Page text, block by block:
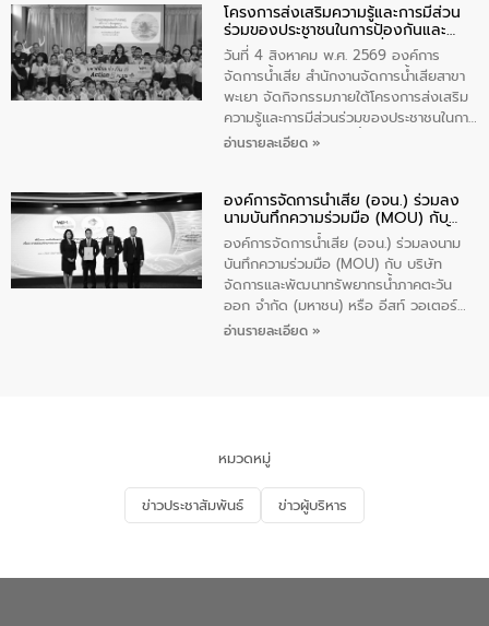
“ชุมชนร่วมใจ น้ำใสยั่งยืน” ได้บรรยายให้
ความรู้เกี่ยวกับการจัดการน้ำเสียและการใช้
ถังดักไขมันให้แก่นักเรียนโรงเรียนวัดบ่อ
(นันทวิทยา) เทศบาลนครปากเกร็ด อำเภอ
ปากเกร็ด จังหวัดนนทบุรี จำนวน 30 คน
โครงการส่งเสริมความรู้และการมีส่วน
ร่วมของประชาชนในการป้องกันและ
แก้ไขปัญหาน้ำเสียอย่างยั่งยืน
วันที่ 4 สิงหาคม พ.ศ. 2569 องค์การ
จัดการน้ำเสีย สำนักงานจัดการน้ำเสียสาขา
พะเยา จัดกิจกรรมภายใต้โครงการส่งเสริม
ความรู้และการมีส่วนร่วมของประชาชนในการ
ป้องกันและแก้ไขปัญหาน้ำเสียอย่างยั่งยืน
ชุมชนและการบำบัดน้ำเสียเบื้องต้น ให้กับ
นักเรียนชั้นประถมศึกษาปีที่ 5 โรงเรียน
เทศบาล 1 (พะเยาประชานุกูล) จำนวน 30
คน
อ่านรายละเอียด »
องค์การจัดการน้ำเสีย (อจน.) ร่วมลง
นามบันทึกความร่วมมือ (MOU) กับ
บริษัท จัดการและพัฒนาทรัพยากรน้ำ
ภาคตะวันออก จำกัด (มหาชน) หรือ อีส
ท์ วอเตอร์
องค์การจัดการน้ำเสีย (อจน.) ร่วมลงนาม
บันทึกความร่วมมือ (MOU) กับ บริษัท
จัดการและพัฒนาทรัพยากรน้ำภาคตะวัน
ออก จำกัด (มหาชน) หรือ อีสท์ วอเตอร์
เมื่อวันอังคารที่ 4 สิงหาคม 2569 ณ ห้อง
ด้านน้ำของประเทศ และเตรียมความพร้อม
รองรับการเติบโตของเมือง รวมถึงการ
ลงทุนในอุตสาหกรรมแห่งอนาคต ตลอดจน
มุ่งตอบโจทย์ความท้าทายจากวิกฤตการ
ในครั้งนี้เป็นการดึงจุดแข็งและความ
อ่านรายละเอียด »
หมวดหมู่
ข่าวประชาสัมพันธ์ ข่าวผู้บริหาร